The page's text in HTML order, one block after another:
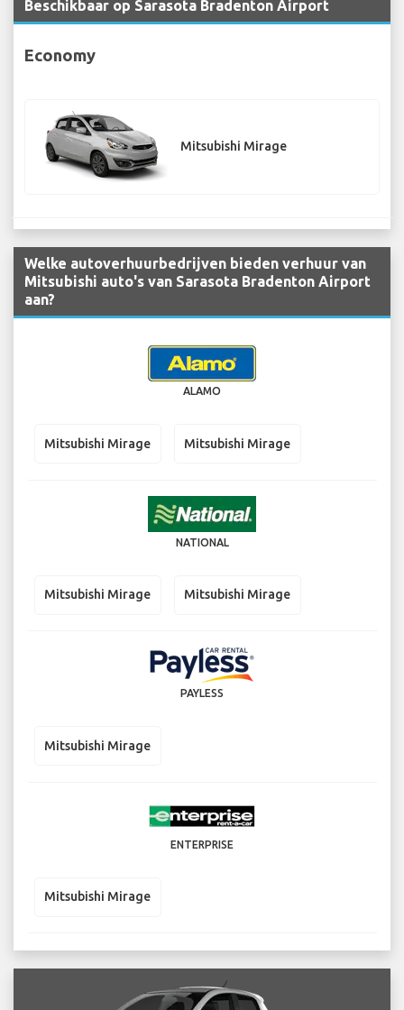
Beschikbaar op Sarasota Bradenton Airport
Economy
Mitsubishi Mirage
Welke autoverhuurbedrijven bieden verhuur van
Mitsubishi auto's van Sarasota Bradenton Airport
aan?
ALAMO
Mitsubishi Mirage Mitsubishi Mirage
NATIONAL
Mitsubishi Mirage Mitsubishi Mirage
PAYLESS
Mitsubishi Mirage
ENTERPRISE
Mitsubishi Mirage